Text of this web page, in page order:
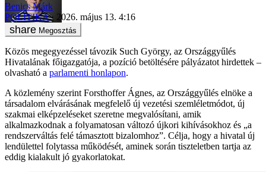
Benics Márk
POLITIKA
2026. május 13. 4:16
Megosztás
Közös megegyezéssel távozik Such György, az Országgyűlés
Hivatalának főigazgatója, a pozíció betöltésére pályázatot hirdettek –
olvasható a parlamenti honlapon.
A közlemény szerint Forsthoffer Ágnes, az Országgyűlés elnöke a
társadalom elvárásának megfelelő új vezetési szemléletmódot, új
szakmai elképzeléseket szeretne megvalósítani, amik
alkalmazkodnak a folyamatosan változó újkori kihívásokhoz és „a
rendszerváltás felé támasztott bizalomhoz”. Célja, hogy a hivatal új
lendülettel folytassa működését, aminek során tiszteletben tartja az
eddig kialakult jó gyakorlatokat.